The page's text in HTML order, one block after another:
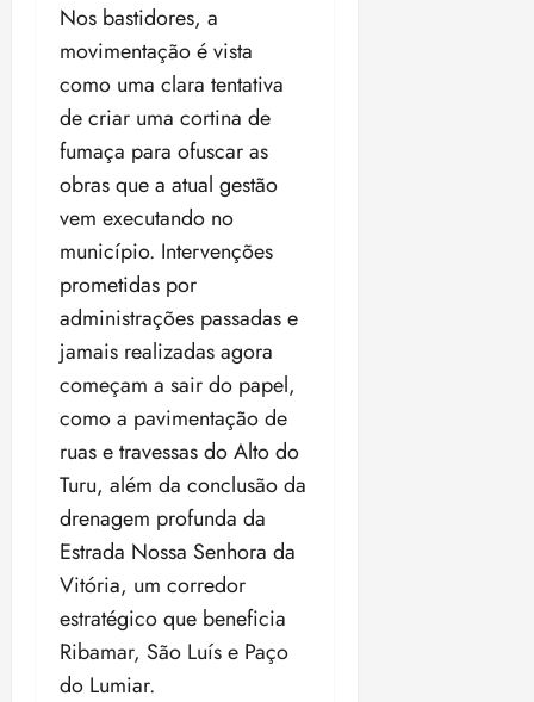
Nos bastidores, a
movimentação é vista
como uma clara tentativa
de criar uma cortina de
fumaça para ofuscar as
obras que a atual gestão
vem executando no
município. Intervenções
prometidas por
administrações passadas e
jamais realizadas agora
começam a sair do papel,
como a pavimentação de
ruas e travessas do Alto do
Turu, além da conclusão da
drenagem profunda da
Estrada Nossa Senhora da
Vitória, um corredor
estratégico que beneficia
Ribamar, São Luís e Paço
do Lumiar.